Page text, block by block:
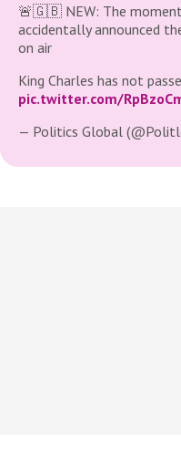
🚨🇬🇧 NEW: The moment
accidentally announced
on air
King Charles has not
pic.twitter.com/
— Politics Global